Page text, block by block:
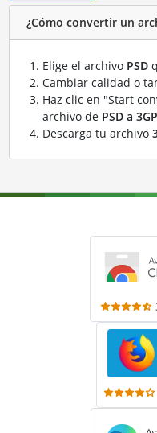
¿Cómo convertir un
Elige el archivo PSD
Cambiar calidad o
Haz clic en "Start
archivo de PSD a 3GP
Descarga tu archivo